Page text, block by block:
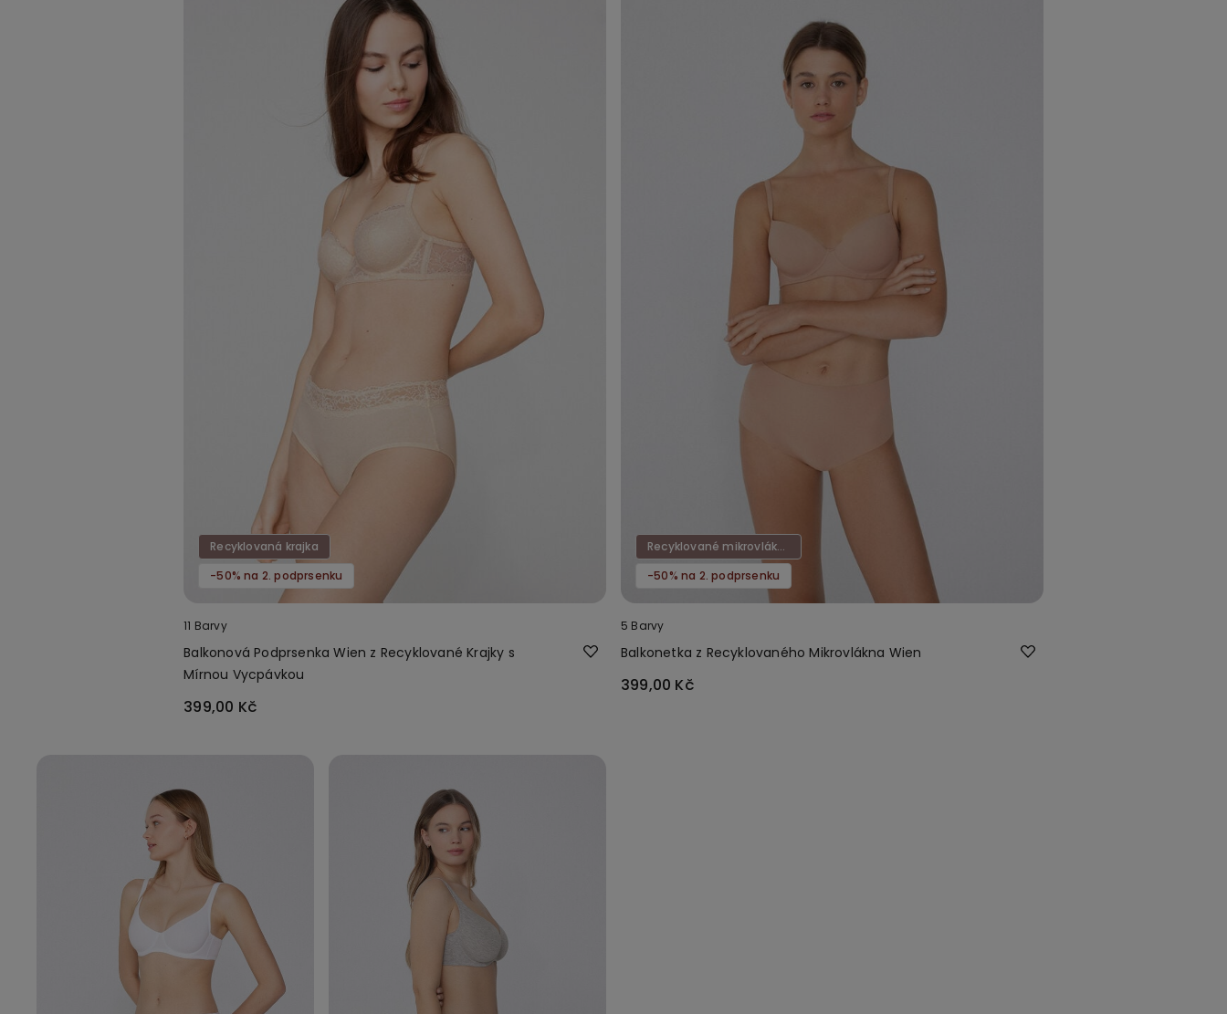
Recyklovaná krajka
-50% na 2. podprsenku
11 Barvy
Balkonová Podprsenka Wien z Recyklované Krajky s
Mírnou Vycpávkou
399,00 Kč
Recyklované mikrovlákno
-50% na 2. podprsenku
5 Barvy
Balkonetka z Recyklovaného Mikrovlákna Wien
399,00 Kč